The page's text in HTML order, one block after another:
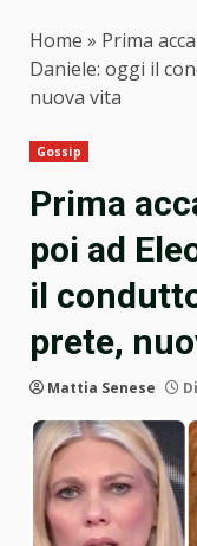
Home » Prima
Daniele: oggi il
nuova vita
Gossip
Prima
poi ad
il
prete,
Mattia Senese